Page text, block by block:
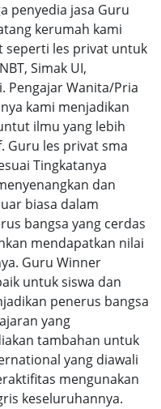
penyedia jasa Guru
kerumah kami
seperti les privat untuk
Simak UI,
Pengajar Wanita/Pria
kami menjadikan
ilmu yang lebih
Guru les privat sma
Tingkatanya
dan
biasa dalam
bangsa yang cerdas
mendapatkan nilai
Guru Winner
untuk siswa dan
penerus bangsa
yang
tambahan untuk
yang diawali
mengunakan
keseluruhannya.